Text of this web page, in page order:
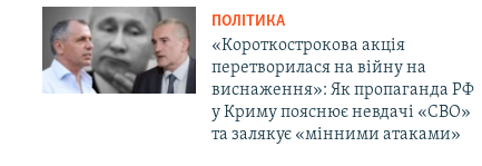
ПОЛІТИКА
«Короткострокова акція
перетворилася на війну на
виснаження»: Як пропаганда РФ
у Криму пояснює невдачі «СВО»
та залякує «мінними атаками»